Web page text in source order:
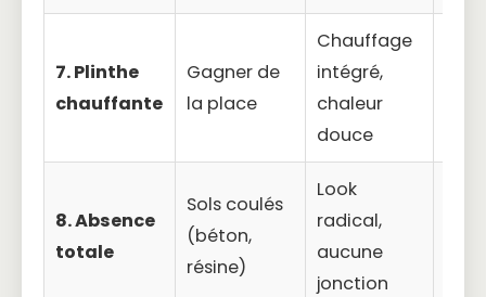
7. Plinthe
chauffante
Gagner de
la place
Chauffage
intégré,
chaleur
douce
8. Absence
totale
Sols coulés
(béton,
résine)
Look
radical,
aucune
jonction